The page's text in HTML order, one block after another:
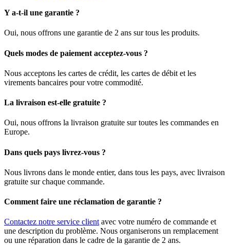
Y a-t-il une garantie ?
Oui, nous offrons une garantie de 2 ans sur tous les produits.
Quels modes de paiement acceptez-vous ?
Nous acceptons les cartes de crédit, les cartes de débit et les
virements bancaires pour votre commodité.
La livraison est-elle gratuite ?
Oui, nous offrons la livraison gratuite sur toutes les commandes en
Europe.
Dans quels pays livrez-vous ?
Nous livrons dans le monde entier, dans tous les pays, avec livraison
gratuite sur chaque commande.
Comment faire une réclamation de garantie ?
Contactez notre service clientavec votre numéro de commande et
une description du problème. Nous organiserons un remplacement
ou une réparation dans le cadre de la garantie de 2 ans.